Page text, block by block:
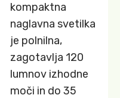
kompaktna
naglavna svetilka
je polnilna,
zagotavlja 120
lumnov izhodne
moči in do 35